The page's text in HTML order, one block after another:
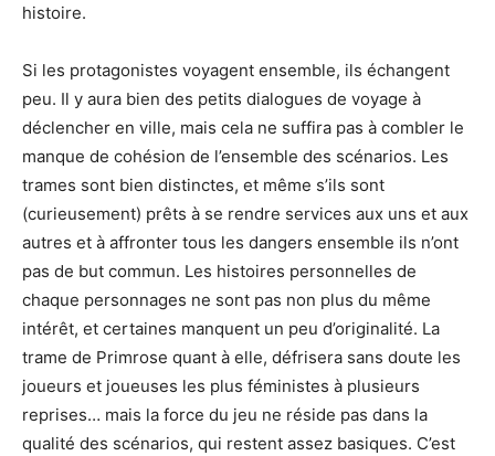
histoire.
Si les protagonistes voyagent ensemble, ils échangent
peu. Il y aura bien des petits dialogues de voyage à
déclencher en ville, mais cela ne suffira pas à combler le
manque de cohésion de l’ensemble des scénarios. Les
trames sont bien distinctes, et même s’ils sont
(curieusement) prêts à se rendre services aux uns et aux
autres et à affronter tous les dangers ensemble ils n’ont
pas de but commun. Les histoires personnelles de
chaque personnages ne sont pas non plus du même
intérêt, et certaines manquent un peu d’originalité. La
trame de Primrose quant à elle, défrisera sans doute les
joueurs et joueuses les plus féministes à plusieurs
reprises… mais la force du jeu ne réside pas dans la
qualité des scénarios, qui restent assez basiques. C’est